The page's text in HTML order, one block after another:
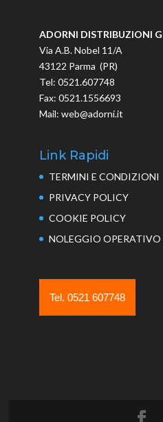
ADORNI DISTRIBUZIONI
Via A.B. Nobel 11/A
43122 Parma (PR)
Tel: 0521.607748
Fax: 0521.1556693
Mail: web@adorni.it
Link Rapidi
TERMINI E CONDIZIONI
PRIVACY POLICY
COOKIE POLICY
NOLEGGIO OPERATIVO
Tel. 0521 607748